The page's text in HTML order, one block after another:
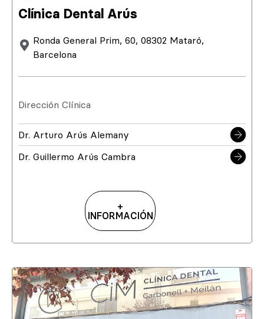
Clínica Dental Arús
Ronda General Prim, 60, 08302 Mataró,
Barcelona
Dirección Clínica
Dr. Arturo Arús Alemany
Dr. Guillermo Arús Cambra
+
INFORMACIÓN